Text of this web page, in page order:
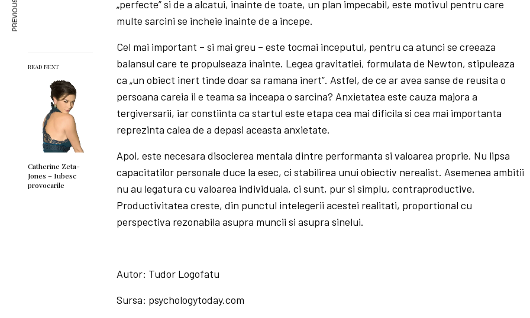
READ NEXT
Catherine Zeta-
Jones – Iubesc
provocarile
„perfecte” si de a alcatui, inainte de toate, un plan impecabil, este motivul pentru care
multe sarcini se incheie inainte de a incepe.
Cel mai important – si mai greu – este tocmai inceputul, pentru ca atunci se creeaza
balansul care te propulseaza inainte. Legea gravitatiei, formulata de Newton, stipuleaza
ca „un obiect inert tinde doar sa ramana inert”. Astfel, de ce ar avea sanse de reusita o
persoana careia ii e teama sa inceapa o sarcina? Anxietatea este cauza majora a
tergiversarii, iar constiinta ca startul este etapa cea mai dificila si cea mai importanta
reprezinta calea de a depasi aceasta anxietate.
Apoi, este necesara disocierea mentala dintre performanta si valoarea proprie. Nu lipsa
capacitatilor personale duce la esec, ci stabilirea unui obiectiv nerealist. Asemenea ambitii
nu au legatura cu valoarea individuala, ci sunt, pur si simplu, contraproductive.
Productivitatea creste, din punctul intelegerii acestei realitati, proportional cu
perspectiva rezonabila asupra muncii si asupra sinelui.
Autor: Tudor Logofatu
Sursa: psychologytoday.com